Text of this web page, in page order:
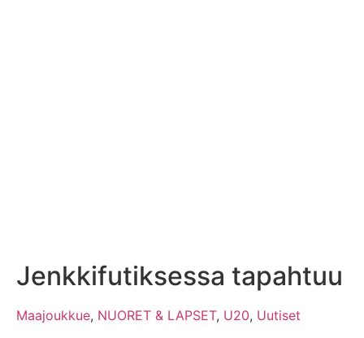
Jenkkifutiksessa tapahtuu
Maajoukkue, NUORET & LAPSET, U20, Uutiset